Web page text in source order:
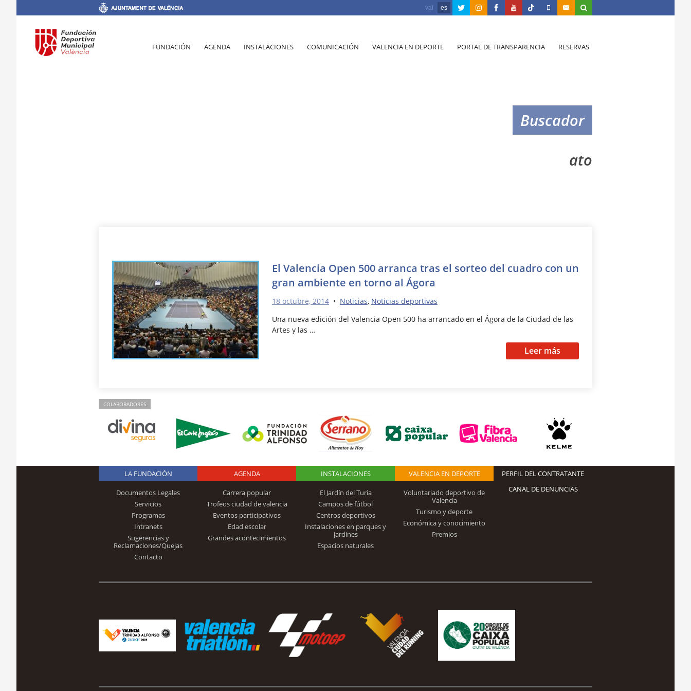
val es
FUNDACIÓN AGENDA INSTALACIONES COMUNICACIÓN VALENCIA EN DEPORTE PORTAL DE TRANSPARENCIA RESERVAS
Buscador
ato
El Valencia Open 500 arranca tras el sorteo del cuadro con un
gran ambiente en torno al Ágora
18 octubre, 2014• Noticias, Noticias deportivas
Una nueva edición del Valencia Open 500 ha arrancado en el Ágora de la Ciudad de las
Artes y las …
Leer más
COLABORADORES
Logo Fundación
Trinidad Alfonso
LA FUNDACIÓN
Documentos Legales
Servicios
Programas
Intranets
Sugerencias y
Reclamaciones/Quejas
Contacto
AGENDA
Carrera popular
Trofeos ciudad de valencia
Eventos participativos
Edad escolar
Grandes acontecimientos
INSTALACIONES
El Jardín del Turia
Campos de fútbol
Centros deportivos
Instalaciones en parques y
jardines
Espacios naturales
VALENCIA EN DEPORTE
Voluntariado deportivo de
Valencia
Turismo y deporte
Económica y conocimiento
Premios
PERFIL DEL CONTRATANTE
CANAL DE DENUNCIAS